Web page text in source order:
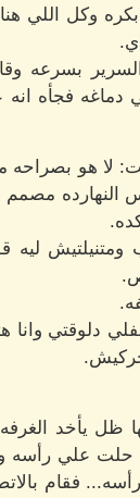
بكره وكل اللي
بسرعه
فجأه انه
لا هو بصراحه
النهارده مصمم
ليه
دلوقتي وانا
يأخد الغرفه
حلت علي رأسه
فقام